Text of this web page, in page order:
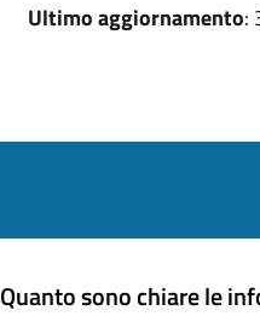
Ultimo aggiornamento:
Quanto sono chiare le